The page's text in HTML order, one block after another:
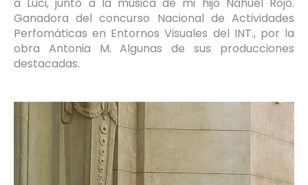
Ganadora del concurso Nacional de Actividades
Perfomáticas en Entornos Visuales del INT., por la
obra Antonia M. Algunas de sus producciones
destacadas.